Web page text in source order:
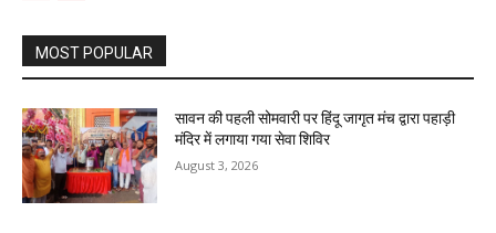
MOST POPULAR
सावन की पहली सोमवारी पर हिंदू जागृत मंच द्वारा पहाड़ी
मंदिर में लगाया गया सेवा शिविर
August 3, 2026